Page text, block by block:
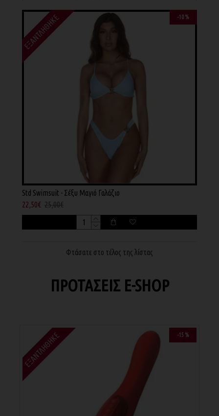
-10 %
ΕΞΑΝΤΛΉΘΗΚΕ
Std Swimsuit - Σέξυ Μαγιό Γαλάζιο
22,50€ 25,00€
Φτάσατε στο τέλος της λίστας
ΠΡΟΤΑΣΕΙΣ E-SHOP
-15 %
ΕΞΑΝΤΛΉΘΗΚΕ